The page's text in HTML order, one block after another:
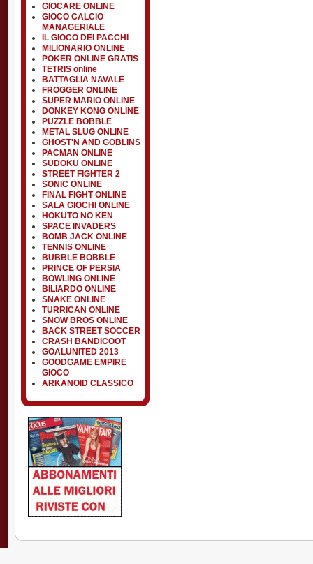
GIOCARE ONLINE
GIOCO CALCIO
MANAGERIALE
IL GIOCO DEI PACCHI
MILIONARIO ONLINE
POKER ONLINE GRATIS
TETRIS online
BATTAGLIA NAVALE
FROGGER ONLINE
SUPER MARIO ONLINE
DONKEY KONG ONLINE
PUZZLE BOBBLE
METAL SLUG ONLINE
GHOST'N AND GOBLINS
PACMAN ONLINE
SUDOKU ONLINE
STREET FIGHTER 2
SONIC ONLINE
FINAL FIGHT ONLINE
SALA GIOCHI ONLINE
HOKUTO NO KEN
SPACE INVADERS
BOMB JACK ONLINE
TENNIS ONLINE
BUBBLE BOBBLE
PRINCE OF PERSIA
BOWLING ONLINE
BILIARDO ONLINE
SNAKE ONLINE
TURRICAN ONLINE
SNOW BROS ONLINE
BACK STREET SOCCER
CRASH BANDICOOT
GOALUNITED 2013
GOODGAME EMPIRE
GIOCO
ARKANOID CLASSICO